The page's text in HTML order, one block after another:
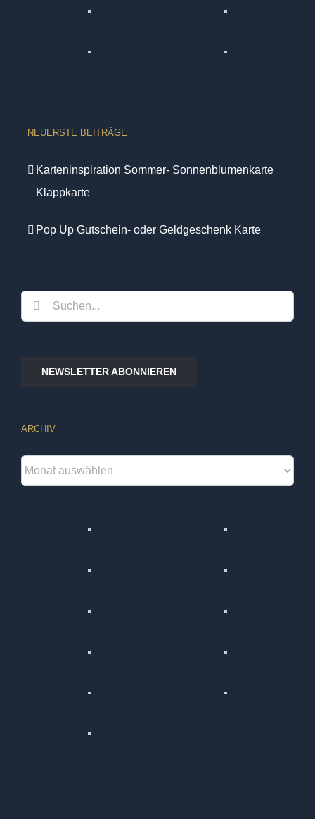
NEUERSTE BEITRÄGE
Karteninspiration Sommer- Sonnenblumenkarte
Klappkarte
Pop Up Gutschein- oder Geldgeschenk Karte
Suche
nach:
NEWSLETTER ABONNIEREN
ARCHIV
Archiv